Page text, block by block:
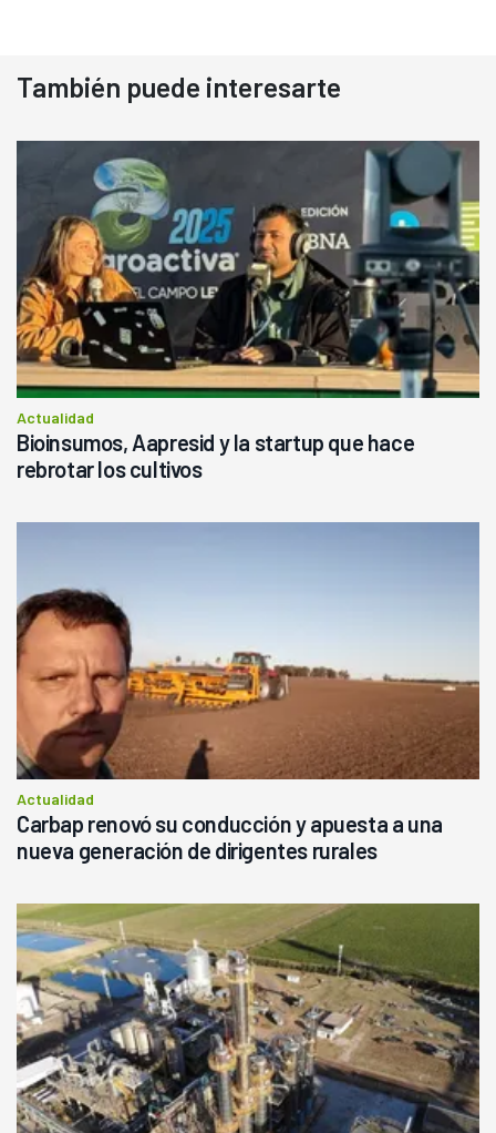
También puede interesarte
Actualidad
Bioinsumos, Aapresid y la startup que hace
rebrotar los cultivos
Actualidad
Carbap renovó su conducción y apuesta a una
nueva generación de dirigentes rurales